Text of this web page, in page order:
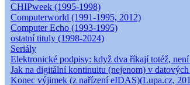
CHIPweek (1995-1998)
Computerworld (1991-1995, 2012)
Computer Echo (1993-1995)
ostatní tituly (1998-2024)
Seriály
Elektronické podpisy: když dva říkají totéž,
Jak na digitální kontinuitu (nejenom) v
Konec výjimek (z nařízení eIDAS)(Lupa.cz,